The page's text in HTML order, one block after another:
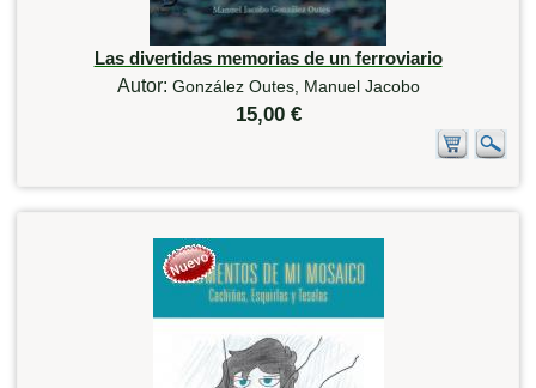
Las divertidas memorias de un ferroviario
Autor: González Outes, Manuel Jacobo
15,00 €